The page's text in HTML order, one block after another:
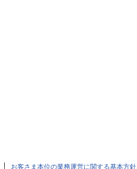
お客さま本位の業務運営に関する基本方針